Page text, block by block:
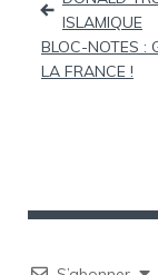
de
l’article
ISLAMIQUE
BLOC-NOTES :
LA FRANCE !